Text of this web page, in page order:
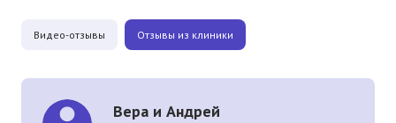
Видео-отзывы Отзывы из клиники
Вера и Андрей